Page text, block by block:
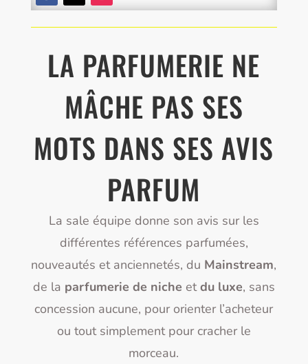
LA PARFUMERIE NE
MÂCHE PAS SES
MOTS DANS SES AVIS
PARFUM
La sale équipe donne son avis sur les
différentes références parfumées,
nouveautés et anciennetés, du Mainstream,
de la parfumerie de niche etdu luxe, sans
concession aucune, pour orienter l’acheteur
ou tout simplement pour cracher le
morceau.